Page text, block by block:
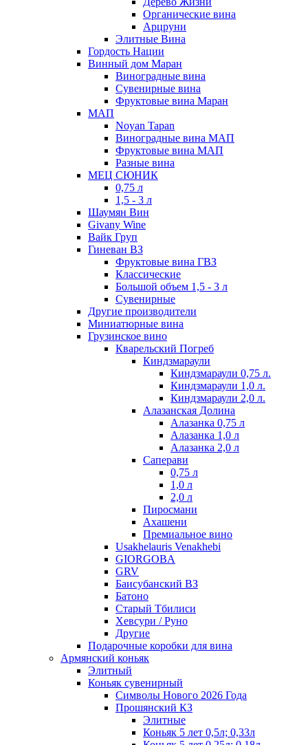
Органические вина
Арцруни
Элитные Вина
Гордость Нации
Винный дом Маран
Виноградные вина
Сувенирные вина
Фруктовые вина Маран
МАП
Noyan Tapan
Виноградные вина МАП
Фруктовые вина МАП
Разные вина
МЕЦ СЮНИК
0,75 л
1,5 - 3 л
Шаумян Вин
Givany Wine
Вайк Груп
Гиневан ВЗ
Фруктовые вина ГВЗ
Классические
Большой объем 1,5 - 3 л
Сувенирные
Другие производители
Миниатюрные вина
Грузинское вино
Кварельский Погреб
Киндзмараули
Киндзмараули 0,75 л.
Киндзмараули 1,0 л.
Киндзмараули 2,0 л.
Алазанская Долина
Алазанка 0,75 л
Алазанка 1,0 л
Алазанка 2,0 л
Саперави
0,75 л
1,0 л
2,0 л
Пиросмани
Ахашени
Премиальное вино
Usakhelauris Venakhebi
GIORGOBA
GRV
Баисубанский ВЗ
Батоно
Старый Тбилиси
Хевсури / Руно
Другие
Подарочные коробки для вина
Армянский коньяк
Элитный
Коньяк сувенирный
Символы Нового 2026 Года
Прошянский КЗ
Элитные
Коньяк 5 лет 0,5л; 0,33л